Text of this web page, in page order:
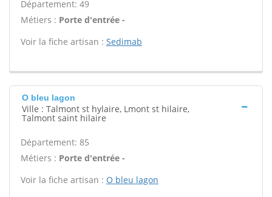
Département: 49
Métiers : Porte d'entrée -
Voir la fiche artisan : Sedimab
O bleu lagon
Ville : Talmont st hylaire, Lmont st hilaire,
Talmont saint hilaire
Département: 85
Métiers : Porte d'entrée -
Voir la fiche artisan : O bleu lagon